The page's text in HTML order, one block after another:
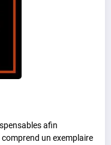
afin
un exemplaire